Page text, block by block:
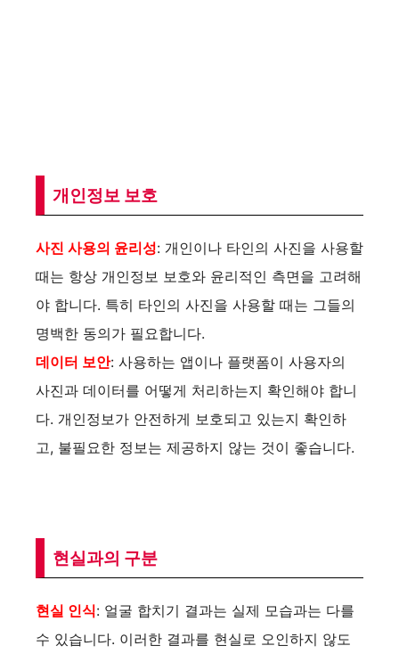
개인정보 보호
사진 사용의 윤리성: 개인이나 타인의 사진을 사용할
때는 항상 개인정보 보호와 윤리적인 측면을 고려해
야 합니다. 특히 타인의 사진을 사용할 때는 그들의
명백한 동의가 필요합니다.
데이터 보안: 사용하는 앱이나 플랫폼이 사용자의
사진과 데이터를 어떻게 처리하는지 확인해야 합니
다. 개인정보가 안전하게 보호되고 있는지 확인하
고, 불필요한 정보는 제공하지 않는 것이 좋습니다.
현실과의 구분
현실 인식: 얼굴 합치기 결과는 실제 모습과는 다를
수 있습니다. 이러한 결과를 현실로 오인하지 않도